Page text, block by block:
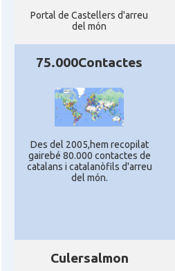
Portal de Castellers d'arreu
del món
75.000Contactes
Des del 2005,hem recopilat
gairebé 80.000 contactes de
catalans i catalanòfils d'arreu
del món.
Culersalmon